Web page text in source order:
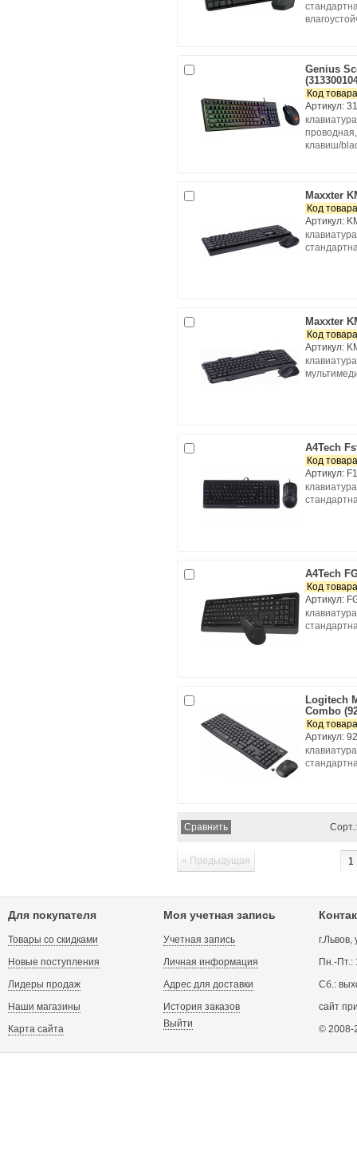
Genius
Код
Артикул:
клавиш/
Maxxter
Код
Артикул:
Maxxter
Код
Артикул:
A4Tech
Код
Артикул:
A4Tech
Код
Артикул:
Logitech
Combo
Код
Артикул:
Сорт.:
« Предыдущая 1
Для покупателя
Товары со скидками
Новые поступления
Лидеры продаж
Наши магазины
Карта сайта
Моя учетная запись
Учетная запись
Личная информация
Адрес для доставки
История заказов
Выйти
Пн.-Пт.:
Сб.:
сайт
© 2008-